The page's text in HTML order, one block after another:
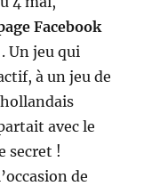
Facebook
Un jeu qui
à un jeu de
avec le
secret !
de